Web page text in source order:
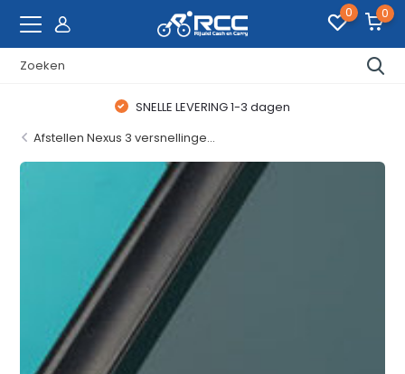
0 0
WAANZINNIGE FIETSDEALS
Afstellen Nexus 3 versnellinge...